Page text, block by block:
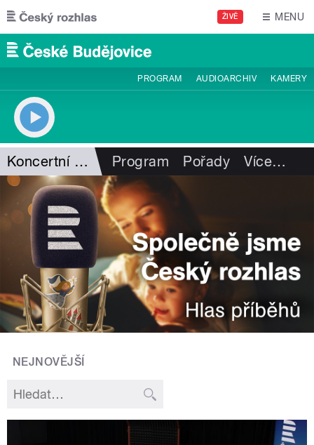
Přejít k hlavnímu obsahu
ŽIVĚ MENU
PROGRAM AUDIOARCHIV KAMERY
Koncertní ozvěny od Tří lvů Program Pořady Více…
NEJNOVĚJŠÍ